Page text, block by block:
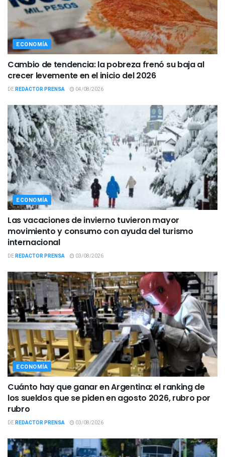
ECONOMÍA
Cambio de tendencia: la pobreza frenó su baja al
crecer levemente en el inicio del 2026
DEREDACTOR PRENSA 04/08/2026
ECONOMÍA
Las vacaciones de invierno tuvieron mayor
movimiento y consumo con ayuda del turismo
internacional
DEREDACTOR PRENSA 03/08/2026
ECONOMÍA
Cuánto hay que ganar en Argentina: el ranking de
los sueldos que se piden en agosto 2026, rubro por
rubro
DEREDACTOR PRENSA 03/08/2026